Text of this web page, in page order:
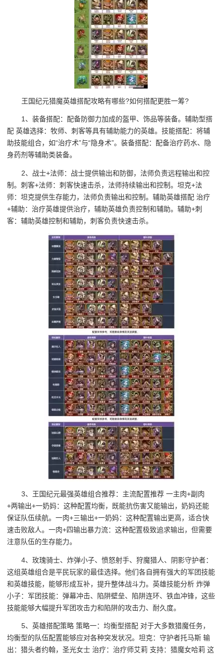
王国纪元猎魔英雄搭配攻略有哪些?如何搭配更胜一筹?
1、装备搭配：配备防御力加成的盔甲、饰品等装备。辅助型搭
配 英雄选择：牧师、刺客等具有辅助能力的英雄。技能搭配：将辅
助技能组合，如“治疗术”与“隐身术”。装备搭配：配备治疗药水、隐
身药剂等辅助类装备。
2、战士+法师：战士提供输出和防御，法师负责远程输出和控
制。刺客+法师：刺客快速击杀，法师持续输出和控制。坦克+法
师：坦克提供生存能力，法师负责输出和控制。辅助英雄搭配 治疗
+辅助：治疗英雄提供治疗，辅助英雄负责控制和辅助。辅助+刺
客：辅助英雄控制和辅助，刺客负责快速击杀。
3、王国纪元最强英雄组合推荐：主流配置推荐 一主肉+副肉
+两输出+一奶妈：这种配置均衡，既能抗伤害又能输出，奶妈还能
保证队伍续航。一肉+三输出+一奶妈：这种配置输出更高，适合快
速击败敌人。一肉+四输出暴力流：这种配置极致追求输出，但需要
注意队伍的生存能力。
4、玫瑰骑士、炸弹小子、愤怒射手、狩魔猎人、阴影守护者：
这组英雄组合是平民玩家的最佳选择。他们各自拥有强大的军团技能
和英雄技能，能够形成互补，提升整体战斗力。英雄技能分析 炸弹
小子：军团技能：弹幕冲击、陷阱壁垒、陷阱连环、铁血冲锋，这些
技能能够大幅提升军团攻击力和陷阱的攻击力、耐久度。
5、英雄搭配策略 策略一：均衡型搭配 对于大多数猎魔任务，
均衡型的队伍配置能够应对各种突发状况。坦克：守护者托马斯 输
出：猎头者约翰，圣光女士 治疗：治疗师艾莉 支持：猎魔女哈莉 这